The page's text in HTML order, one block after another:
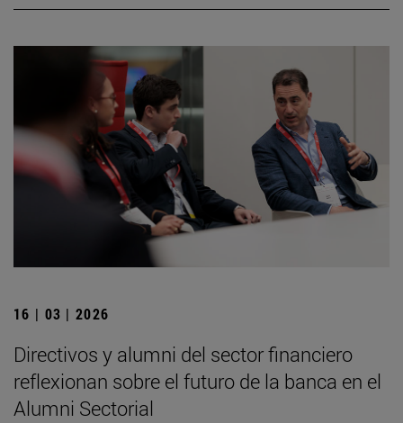
16 | 03 | 2026
Directivos y alumni del sector financiero
reflexionan sobre el futuro de la banca en el
Alumni Sectorial